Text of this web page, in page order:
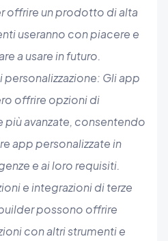
offrire un prodotto di alta
useranno con piacere e
a usare in futuro.
Gli app
offrire opzioni di
più avanzate, consentendo
app personalizzate in
e ai loro requisiti.
e integrazioni di terze
possono offrire
con altri strumenti e